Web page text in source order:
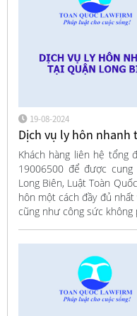
19-08-2024
Dịch vụ ly hôn nhanh
Khách hàng liên hệ tổng
19006500 để được
Long Biên, Luật Toàn
hôn một cách đầy đủ
cũng như công sức không